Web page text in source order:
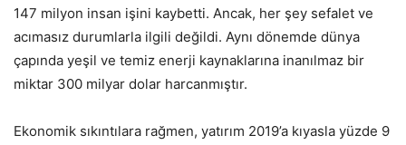
147 milyon insan işini kaybetti. Ancak, her şey sefalet ve
acımasız durumlarla ilgili değildi. Aynı dönemde dünya
çapında yeşil ve temiz enerji kaynaklarına inanılmaz bir
miktar 300 milyar dolar harcanmıştır.
Ekonomik sıkıntılara rağmen, yatırım 2019’a kıyasla yüzde 9